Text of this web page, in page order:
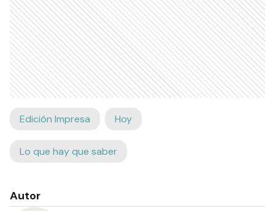
Edición Impresa Hoy
Lo que hay que saber
Autor